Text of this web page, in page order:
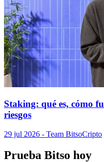
Staking: qué es, cómo
riesgos
29 jul 2026 - Team BitsoCripto
Prueba Bitso hoy